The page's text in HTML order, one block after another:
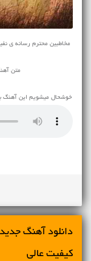
مخاطبین محترم رسانه ی
متن
خوشحال میشویم این آهنگ
دانلود آهنگ
کیفیت عالی